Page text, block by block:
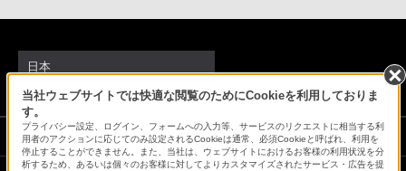
当社ウェブサイトでは快適な閲覧のためにCookieを利用しておりま
す。
プライバシー設定、ログイン、フォームへの入力等、サービスのリクエストに相当する利
用者のアクションに応じてのみ設定されるCookieは通常、必須Cookieと呼ばれ、利用を
停止することができません。また、当社は、ウェブサイトにおけるお客様の利用状況を分
析するため、あるいは個々のお客様に対してよりカスタマイズされたサービス・広告を提
日本
ソニーストアでのお買い物にあたって